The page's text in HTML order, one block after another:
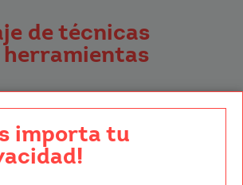
de técnicas
herramientas
digitales como Photoshop,
Max o SketchUp son
importa tu